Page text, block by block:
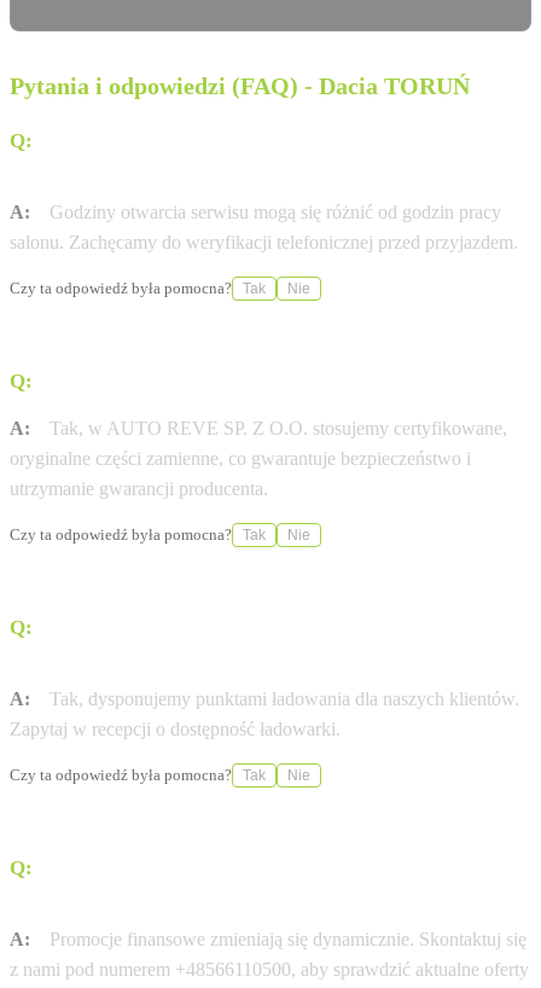
Pytania i odpowiedzi (FAQ) - Dacia TORUŃ
Q:
A:
Godziny otwarcia serwisu mogą się różnić od godzin pracy
salonu. Zachęcamy do weryfikacji telefonicznej przed przyjazdem.
Czy ta odpowiedź była pomocna? Tak Nie
Q:
A:
Tak, w AUTO REVE SP. Z O.O. stosujemy certyfikowane,
oryginalne części zamienne, co gwarantuje bezpieczeństwo i
utrzymanie gwarancji producenta.
Czy ta odpowiedź była pomocna? Tak Nie
Q:
A:
Tak, dysponujemy punktami ładowania dla naszych klientów.
Zapytaj w recepcji o dostępność ładowarki.
Czy ta odpowiedź była pomocna? Tak Nie
Q:
A:
Promocje finansowe zmieniają się dynamicznie. Skontaktuj się
z nami pod numerem +48566110500, aby sprawdzić aktualne oferty